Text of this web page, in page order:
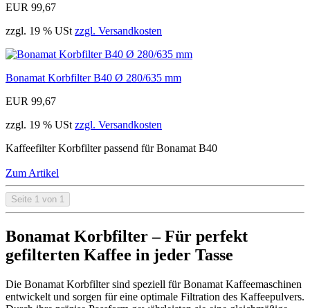
EUR 99,67
zzgl. 19 % USt zzgl. Versandkosten
Bonamat Korbfilter B40 Ø 280/635 mm
EUR 99,67
zzgl. 19 % USt zzgl. Versandkosten
Kaffeefilter Korbfilter passend für Bonamat B40
Zum Artikel
Seite 1 von 1
Bonamat Korbfilter – Für perfekt
gefilterten Kaffee in jeder Tasse
Die Bonamat Korbfilter sind speziell für Bonamat Kaffeemaschinen
entwickelt und sorgen für eine optimale Filtration des Kaffeepulvers.